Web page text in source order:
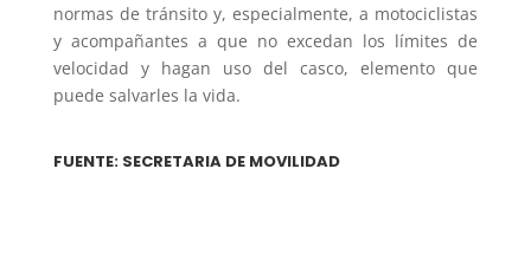
normas de tránsito y, especialmente, a motociclistas
y acompañantes a que no excedan los límites de
velocidad y hagan uso del casco, elemento que
puede salvarles la vida.
FUENTE: SECRETARIA DE MOVILIDAD